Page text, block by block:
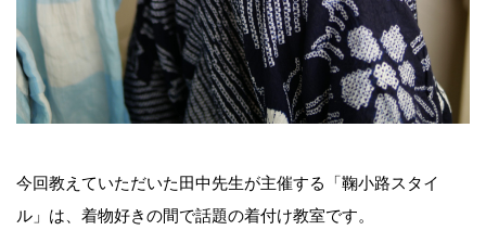
今回教えていただいた田中先生が主催する「鞠小路スタイ
ル」は、着物好きの間で話題の着付け教室です。